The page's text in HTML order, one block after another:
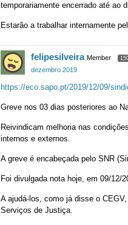
temporariamente encerrado até ao
Estarão a trabalhar internamente
felipesilveira Member
dezembro 2019
https://eco.sapo.pt/2019/12/09/
Greve nos 03 dias posteriores ao
Reivindicam melhoria nas
internos e externos.
A greve é encabeçada pelo SNR
Foi divulgada nota hoje, em 09/12/
A ajudá-los, como já disse o
Serviços de Justiça.